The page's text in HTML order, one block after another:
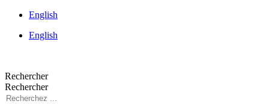
English
English
Rechercher
Rechercher